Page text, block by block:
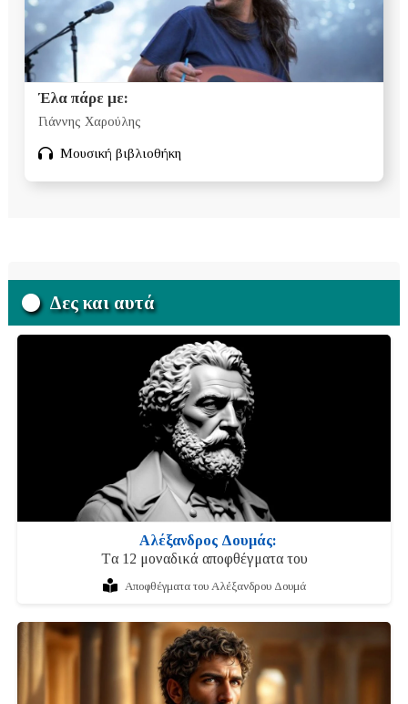
Έλα πάρε με:
Γιάννης Χαρούλης
Μουσική βιβλιοθήκη
Δες και αυτά
Αλέξανδρος Δουμάς:
Tα 12 μοναδικά αποφθέγματα του
Αποφθέγματα του Αλέξανδρου Δουμά